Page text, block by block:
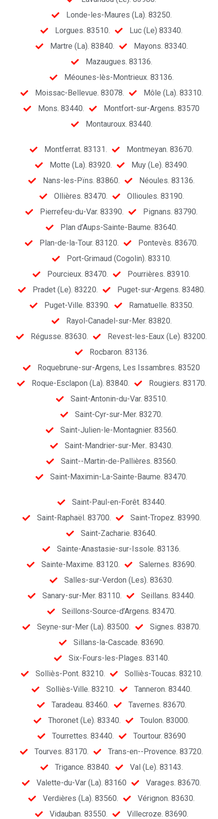
Londe-les-Maures (La). 83250.
Lorgues. 83510.
Luc (Le) 83340.
Martre (La). 83840.
Mayons. 83340.
Mazaugues. 83136.
Méounes-lès-Montrieux. 83136.
Moissac-Bellevue. 83078.
Môle (La). 83310.
Mons. 83440.
Montfort-sur-Argens. 83570
Montauroux. 83440.
Montferrat. 83131.
Montmeyan. 83670.
Motte (La). 83920.
Muy (Le). 83490.
Nans-les-Pïns. 83860.
Néoules. 83136.
Ollières. 83470.
Ollioules. 83190.
Pierrefeu-du-Var. 83390.
Pignans. 83790.
Plan d’Aups-Sainte-Baume. 83640.
Plan-de-la-Tour. 83120.
Pontevès. 83670.
Port-Grimaud (Cogolin). 83310.
Pourcieux. 83470.
Pourrières. 83910.
Pradet (Le). 83220.
Puget-sur-Argens. 83480.
Puget-Ville. 83390.
Ramatuelle. 83350.
Rayol-Canadel-sur-Mer. 83820.
Régusse. 83630.
Revest-les-Eaux (Le). 83200.
Rocbaron. 83136.
Roquebrune-sur-Argens, Les Issambres. 83520
Roque-Esclapon (La). 83840.
Rougiers. 83170.
Saint-Antonin-du-Var. 83510.
Saint-Cyr-sur-Mer. 83270.
Saint-Julien-le-Montagnier. 83560.
Saint-Mandrier-sur-Mer.. 83430.
Saint--Martin-de-Pallières. 83560.
Saint-Maximin-La-Sainte-Baume. 83470.
Saint-Paul-en-Forêt. 83440.
Saint-Raphaël. 83700.
Saint-Tropez. 83990.
Saint-Zacharie. 83640.
Sainte-Anastasie-sur-Issole. 83136.
Sainte-Maxime. 83120.
Salernes. 83690.
Salles-sur-Verdon (Les). 83630.
Sanary-sur-Mer. 83110.
Seillans. 83440.
Seillons-Source-d’Argens. 83470.
Seyne-sur-Mer (La). 83500.
Signes. 83870.
Sillans-la-Cascade. 83690.
Six-Fours-les-Plages. 83140.
Solliès-Pont. 83210.
Solliès-Toucas. 83210.
Solliès-Ville. 83210.
Tanneron. 83440.
Taradeau. 83460.
Tavernes. 83670.
Thoronet (Le). 83340.
Toulon. 83000.
Tourrettes. 83440.
Tourtour. 83690
Tourves. 83170.
Trans-en--Provence. 83720.
Trigance. 83840.
Val (Le). 83143.
Valette-du-Var (La). 83160
Varages. 83670.
Verdières (La). 83560.
Vérignon. 83630.
Vidauban. 83550.
Villecroze. 83690.